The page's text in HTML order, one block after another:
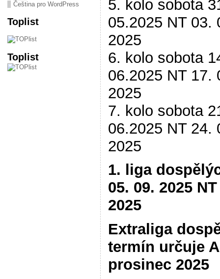
Čeština pro WordPress
Toplist
Toplist
5. kolo sobota
05.2025 NT 03.
2025
6. kolo sobota
06.2025 NT 17.
2025
7. kolo sobota
06.2025 NT 24.
2025
1. liga
05. 09. 2025
2025
Extraliga
termín určuje
prosinec 2025